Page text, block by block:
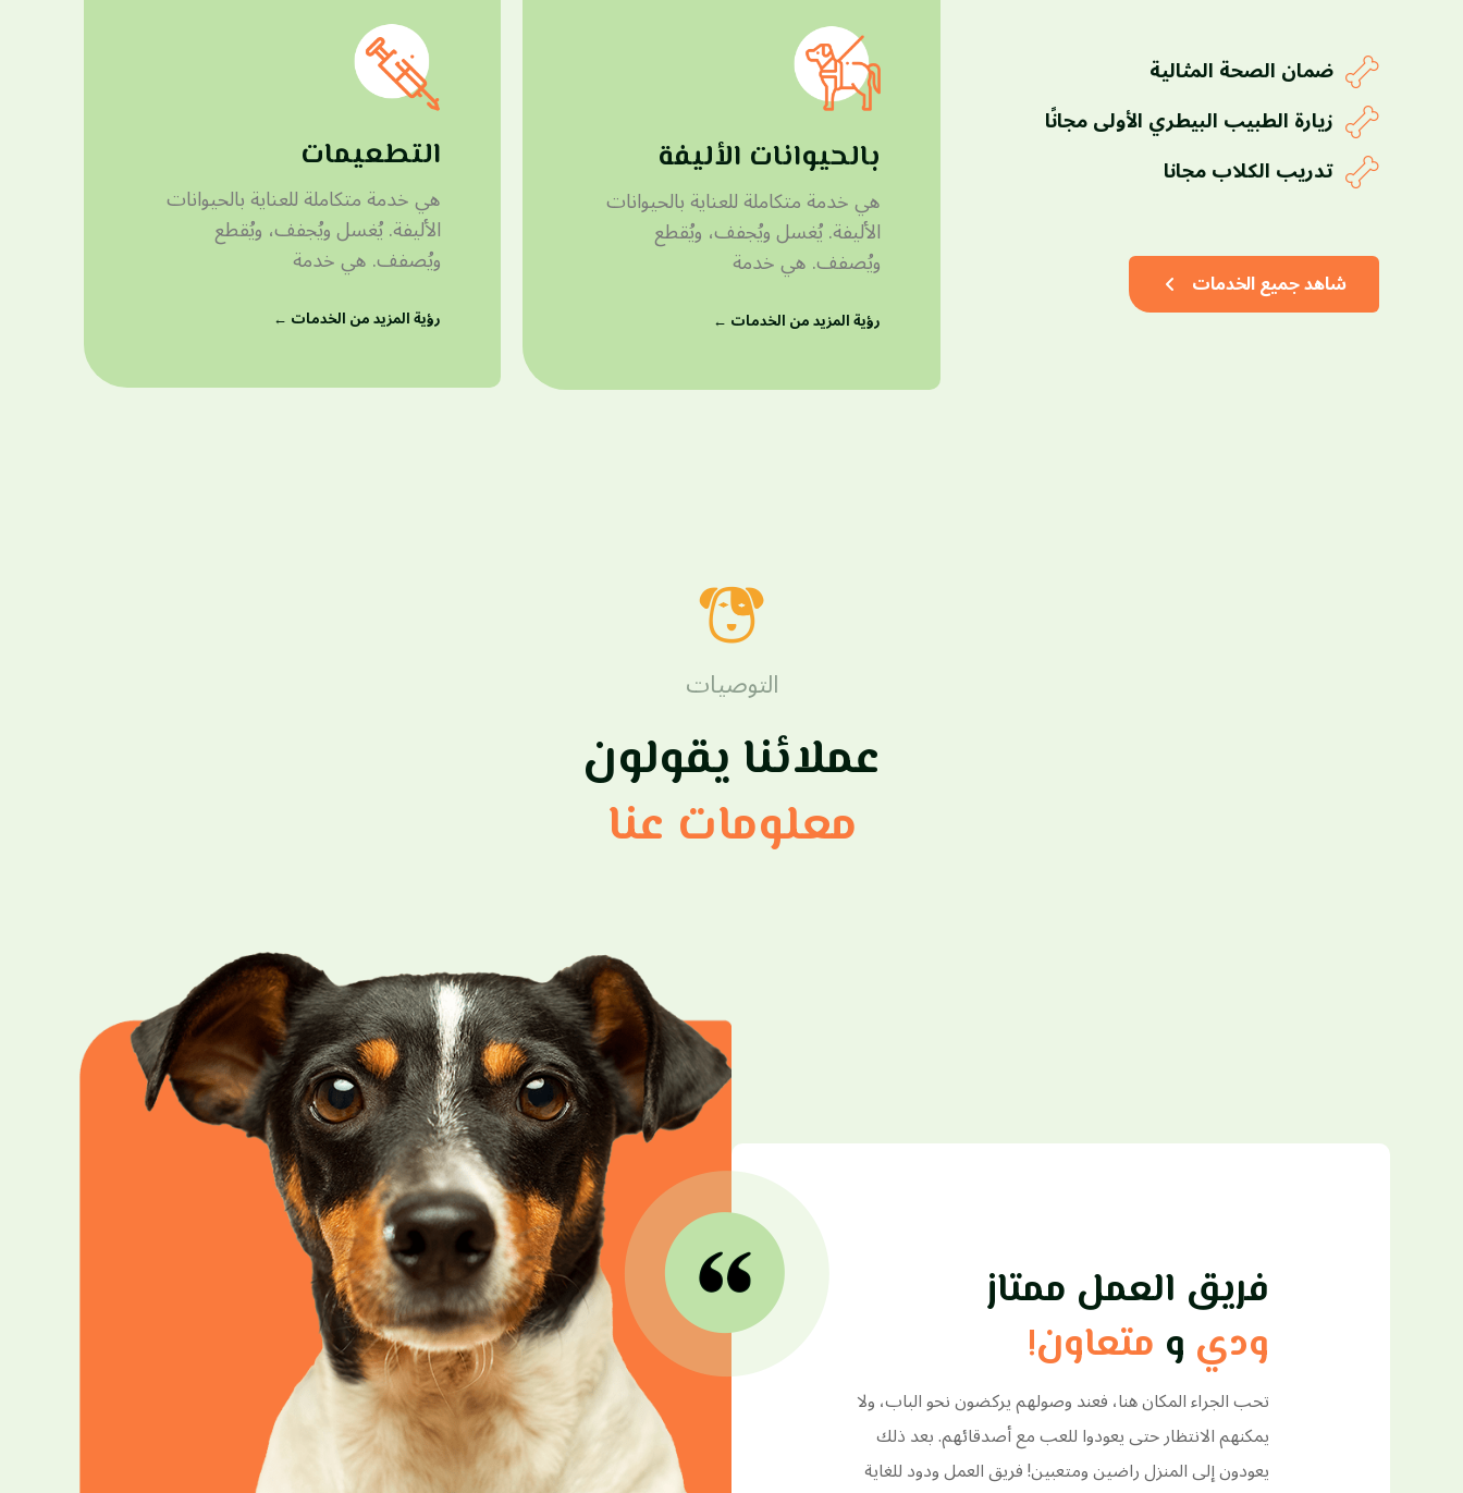
ضمان الصحة المثالية
زيارة الطبيب البيطري الأولى مجانًا
تدريب الكلاب مجانا
شاهد جميع الخدمات
بالحيوانات الأليفة
هي خدمة متكاملة للعناية بالحيوانات
الأليفة. يُغسل ويُجفف، ويُقطع
ويُصفف. هي خدمة
رؤية المزيد من الخدمات ←
التطعيمات
هي خدمة متكاملة للعناية بالحيوانات
الأليفة. يُغسل ويُجفف، ويُقطع
ويُصفف. هي خدمة
رؤية المزيد من الخدمات ←
التوصيات
عملائنا يقولون
معلومات عنا
فريق العمل ممتاز
ودي و متعاون!
تحب الجراء المكان هنا، فعند وصولهم يركضون نحو الباب، ولا
يمكنهم الانتظار حتى يعودوا للعب مع أصدقائهم. بعد ذلك
يعودون إلى المنزل راضين ومتعبين! فريق العمل ودود للغاية